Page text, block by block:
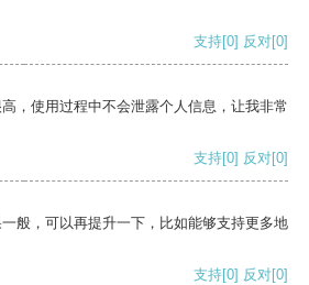
支持[0] 反对[0]
，使用过程中不会泄露个人信息，让我非常
支持[0] 反对[0]
般，可以再提升一下，比如能够支持更多地
支持[0] 反对[0]